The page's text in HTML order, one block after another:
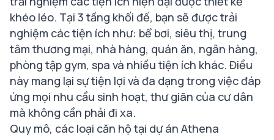
khéo léo. Tại 3 tầng khối đế, bạn sẽ được trải
nghiệm các tiện ích như: bể bơi, siêu thị, trung
tâm thương mại, nhà hàng, quán ăn, ngân hàng,
phòng tập gym, spa và nhiều tiện ích khác. Điều
này mang lại sự tiện lợi và đa dạng trong việc đáp
ứng mọi nhu cầu sinh hoạt, thư giãn của cư dân
mà không cần phải đi xa.
Quy mô, các loại căn hộ tại dự án Athena